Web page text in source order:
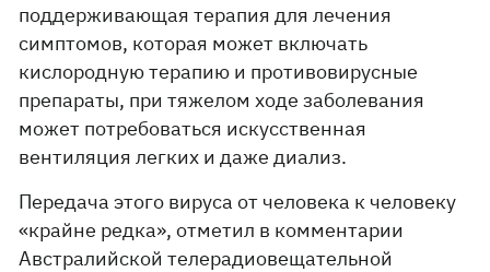
поддерживающая терапия для лечения
симптомов, которая может включать
кислородную терапию и противовирусные
препараты, при тяжелом ходе заболевания
может потребоваться искусственная
вентиляция легких и даже диализ.
Передача этого вируса от человека к человеку
«крайне редка», отметил в комментарии
Австралийской телерадиовещательной